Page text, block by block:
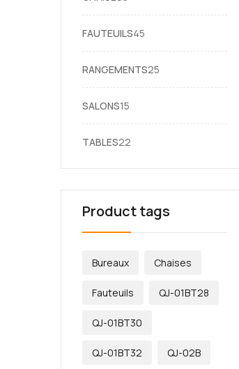
FAUTEUILS45
RANGEMENTS25
SALONS15
TABLES22
Product tags
Bureaux Chaises
Fauteuils QJ-01BT28
QJ-01BT30
QJ-01BT32 QJ-02B